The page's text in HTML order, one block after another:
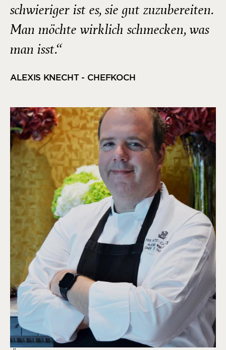
schwieriger ist es, sie gut zuzubereiten.
Man möchte wirklich schmecken, was
man isst.“
ALEXIS KNECHT - CHEFKOCH